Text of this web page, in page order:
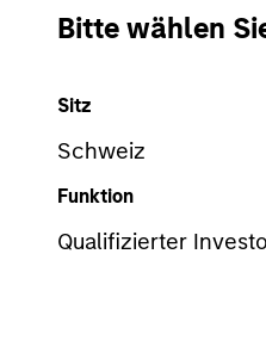
Bitte wählen
Sitz
Schweiz
Funktion
Qualifizierter